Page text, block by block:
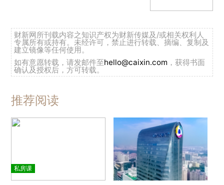
财新网所刊载内容之知识产权为财新传媒及/或相关权利人
专属所有或持有。未经许可，禁止进行转载、摘编、复制及
建立镜像等任何使用。
如有意愿转载，请发邮件至hello@caixin.com ，获得书面
确认及授权后，方可转载。
推荐阅读
私房课